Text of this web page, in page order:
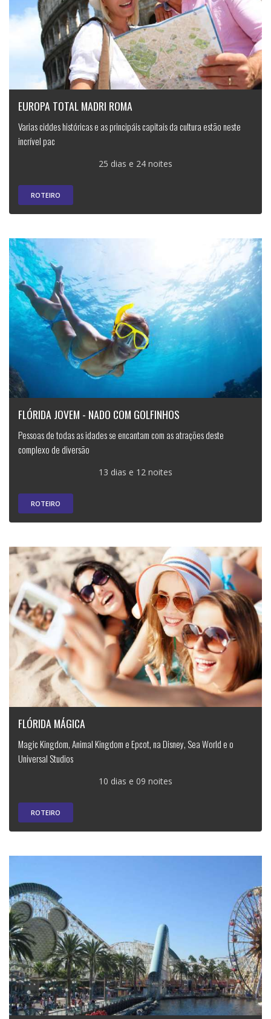
EUROPA TOTAL MADRI ROMA
Varias ciddes históricas e as principáis capitais da cultura estão neste
incrível pac
25 dias e 24 noites
ROTEIRO
FLÓRIDA JOVEM - NADO COM GOLFINHOS
Pessoas de todas as idades se encantam com as atrações deste
complexo de diversão
13 dias e 12 noites
ROTEIRO
FLÓRIDA MÁGICA
Magic Kingdom, Animal Kingdom e Epcot, na Disney, Sea World e o
Universal Studios
10 dias e 09 noites
ROTEIRO